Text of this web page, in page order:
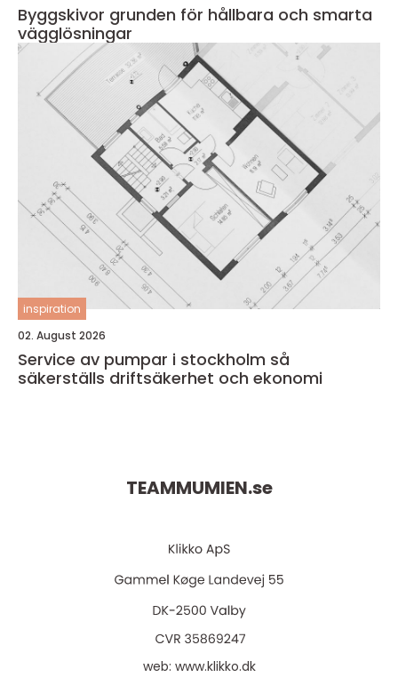
Byggskivor grunden för hållbara och smarta
vägglösningar
inspiration
02. August 2026
Service av pumpar i stockholm så
säkerställs driftsäkerhet och ekonomi
TEAMMUMIEN.se
web: www.klikko.dk